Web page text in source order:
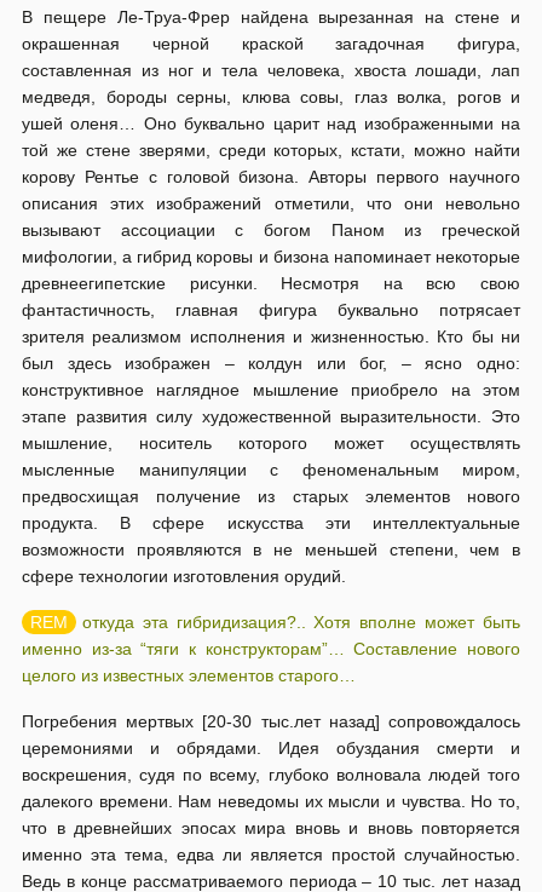
В пещере Ле-Труа-Фрер найдена вырезанная на стене и
окрашенная черной краской загадочная фигура,
составленная из ног и тела человека, хвоста лошади, лап
медведя, бороды серны, клюва совы, глаз волка, рогов и
ушей оленя… Оно буквально царит над изображенными на
той же стене зверями, среди которых, кстати, можно найти
корову Рентье с головой бизона. Авторы первого научного
описания этих изображений отметили, что они невольно
вызывают ассоциации с богом Паном из греческой
мифологии, а гибрид коровы и бизона напоминает некоторые
древнеегипетские рисунки. Несмотря на всю свою
фантастичность, главная фигура буквально потрясает
зрителя реализмом исполнения и жизненностью. Кто бы ни
был здесь изображен – колдун или бог, – ясно одно:
конструктивное наглядное мышление приобрело на этом
этапе развития силу художественной выразительности. Это
мышление, носитель которого может осуществлять
мысленные манипуляции с феноменальным миром,
предвосхищая получение из старых элементов нового
продукта. В сфере искусства эти интеллектуальные
возможности проявляются в не меньшей степени, чем в
сфере технологии изготовления орудий.
откуда эта гибридизация?.. Хотя вполне может быть
именно из-за “тяги к конструкторам”… Составление нового
целого из известных элементов старого…
Погребения мертвых [20-30 тыс.лет назад] сопровождалось
церемониями и обрядами. Идея обуздания смерти и
воскрешения, судя по всему, глубоко волновала людей того
далекого времени. Нам неведомы их мысли и чувства. Но то,
что в древнейших эпосах мира вновь и вновь повторяется
именно эта тема, едва ли является простой случайностью.
Ведь в конце рассматриваемого периода – 10 тыс. лет назад